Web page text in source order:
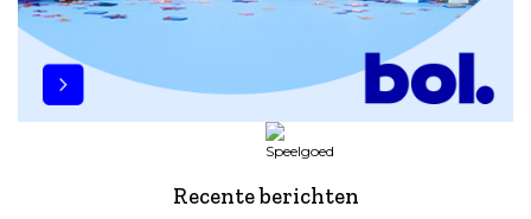
Recente berichten